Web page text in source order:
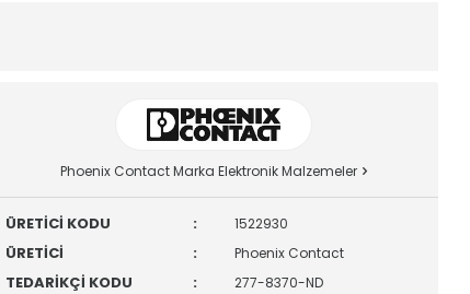
Phoenix Contact Marka Elektronik Malzemeler
ÜRETİCİ KODU : 1522930
ÜRETİCİ : Phoenix Contact
TEDARİKÇİ KODU : 277-8370-ND